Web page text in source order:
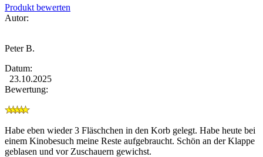
Produkt bewerten
Autor:
Peter B.
Datum:
23.10.2025
Bewertung:
Habe eben wieder 3 Fläschchen in den Korb gelegt. Habe heute bei
einem Kinobesuch meine Reste aufgebraucht. Schön an der Klappe
geblasen und vor Zuschauern gewichst.